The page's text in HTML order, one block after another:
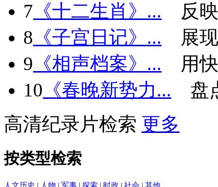
7 《十二生肖》...
反
8 《子宫日记》...
展
9 《相声档案》...
用
10 《春晚新势力...
盘
高清纪录片检索 更多
按类型检索
人文历史 | 人物 | 军事 | 探索 | 时政 | 社会 | 其他